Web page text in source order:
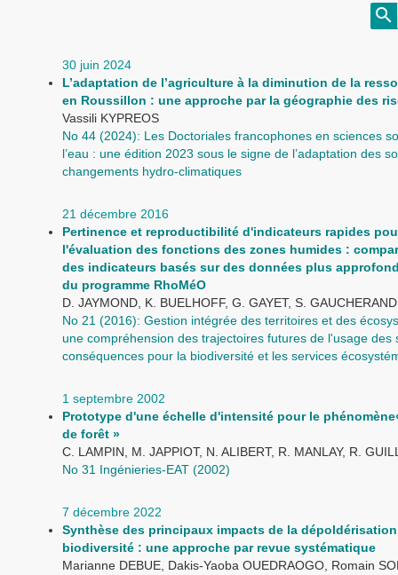
30 juin 2024
L’adaptation de l’agriculture à la diminution de la
en Roussillon : une approche par la géographie des
Vassili KYPREOS
No 44 (2024): Les Doctoriales francophones en sciences
l’eau : une édition 2023 sous le signe de l’adaptation des
changements hydro-climatiques
21 décembre 2016
Pertinence et reproductibilité d'indicateurs rapides
l'évaluation des fonctions des zones humides :
des indicateurs basés sur des données plus
du programme RhoMéO
D. JAYMOND, K. BUELHOFF, G. GAYET, S. GAUCHERAND
No 21 (2016): Gestion intégrée des territoires et des
une compréhension des trajectoires futures de l'usage des
conséquences pour la biodiversité et les services
1 septembre 2002
Prototype d'une échelle d'intensité pour le
de forêt »
C. LAMPIN, M. JAPPIOT, N. ALIBERT, R. MANLAY, R.
No 31 Ingénieries-EAT (2002)
7 décembre 2022
Synthèse des principaux impacts de la
biodiversité : une approche par revue systématique
Marianne DEBUE, Dakis-Yaoba OUEDRAOGO, Romain